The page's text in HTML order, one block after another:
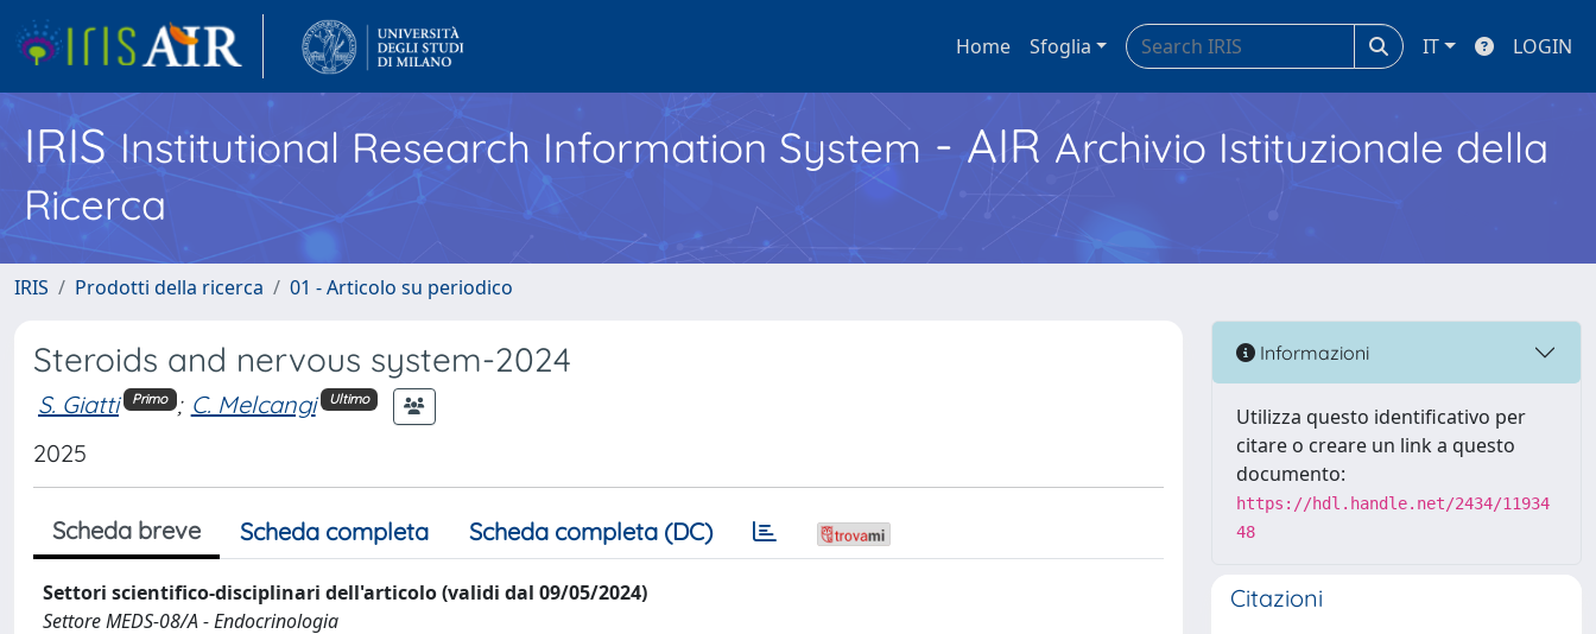
Home Sfoglia IT LOGIN
IRISInstitutional Research Information System - AIR Archivio Istituzionale della
Ricerca
IRIS Prodotti della ricerca 01 - Articolo su periodico
Steroids and nervous system-2024
S. Giatti Primo ; C. Melcangi Ultimo
2025
Scheda breve Scheda completa Scheda completa (DC)
Settori scientifico-disciplinari dell'articolo (validi dal 09/05/2024)
Settore MEDS-08/A - Endocrinologia
Informazioni
Utilizza questo identificativo per
citare o creare un link a questo
documento:
https://hdl.handle.net/2434/11934
48
Citazioni